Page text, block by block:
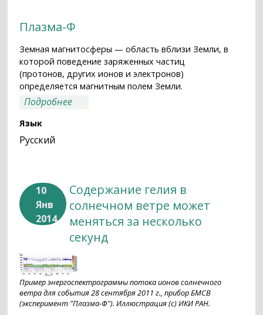
Плазма-Ф
Земная магнитосферы — область вблизи Земли, в
которой поведение заряженных частиц
(протонов, других ионов и электронов)
определяется магнитным полем Земли.
Подробнее
Язык
Русский
10
Янв
2014
Содержание гелия в
солнечном ветре может
меняться за несколько
секунд
Пример энергоспектрограммы потока ионов солнечного
ветра для события 28 сентября 2011 г., прибор БМСВ
(эксперимент "Плазма-Ф"). Иллюстрация (с) ИКИ РАН.